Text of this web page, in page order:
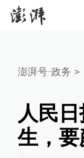
澎湃号·政务 >
人民
生，要